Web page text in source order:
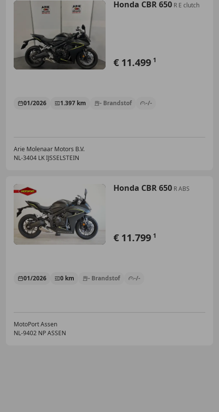
Honda CBR 650 R E clutch
€ 11.499 1
01/2026 1.397 km - Brandstof -/-
Arie Molenaar Motors B.V.
NL-3404 LK IJSSELSTEIN
Honda CBR 650 R ABS
€ 11.799 1
01/2026 0 km - Brandstof -/-
MotoPort Assen
NL-9402 NP ASSEN